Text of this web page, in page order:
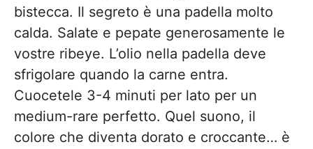
bistecca. Il segreto è una padella molto
calda. Salate e pepate generosamente le
vostre ribeye. L’olio nella padella deve
sfrigolare quando la carne entra.
Cuocetele 3-4 minuti per lato per un
medium-rare perfetto. Quel suono, il
colore che diventa dorato e croccante… è